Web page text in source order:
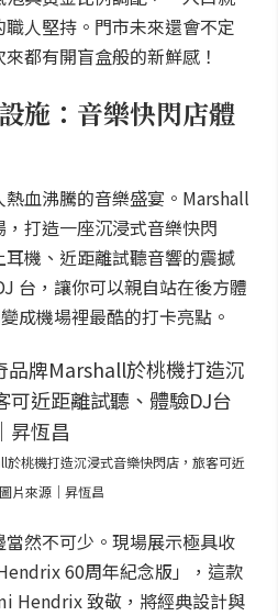
人堅持。門市未來還會不定
都有開盲盒般的新鮮感！
施：音樂快閃店體
血沸騰的音樂盛宴。Marshall
打造一座沉浸式音樂快閃
機、近距離試聽音響的震撼
台，讓你可以親自站在後方體
成機場裡最酷的打卡亮點。
桃機打造沉浸式音樂快閃店，旅客可近
片來源｜昇恆昌
然不可少。現場展示極具收
60周年紀念版」，這款
Hendrix 致敬，將經典設計與